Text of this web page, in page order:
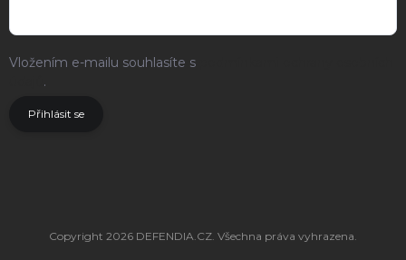
Vložením e-mailu souhlasíte s
.
Přihlásit se
Copyright 2026 DEFENDIA.CZ. Všechna práva vyhrazena.